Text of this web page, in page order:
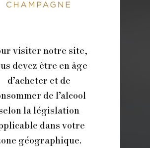
visiter notre site,
devez être en âge
d’acheter et de
de l’alcool
la législation
dans votre
géographique.